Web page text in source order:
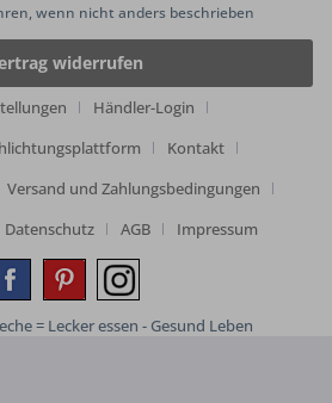
wenn nicht anders beschrieben
widerrufen
Händler-Login
Kontakt
Versand und Zahlungsbedingungen
Datenschutz AGB Impressum
= Lecker essen - Gesund Leben